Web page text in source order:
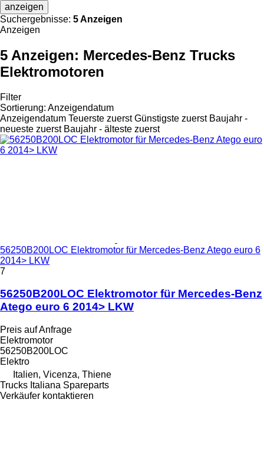
anzeigen
Suchergebnisse: 5 Anzeigen
Anzeigen
5 Anzeigen: Mercedes-Benz Trucks
Elektromotoren
Filter
Sortierung: Anzeigendatum
Anzeigendatum Teuerste zuerst Günstigste zuerst Baujahr -
neueste zuerst Baujahr - älteste zuerst
56250B200LOC Elektromotor für Mercedes-Benz Atego euro 6
2014> LKW
7
56250B200LOC Elektromotor für Mercedes-Benz
Atego euro 6 2014> LKW
Preis auf Anfrage
Elektromotor
56250B200LOC
Elektro
Italien, Vicenza, Thiene
Trucks Italiana Spareparts
Verkäufer kontaktieren